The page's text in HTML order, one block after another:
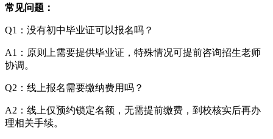
常见问题：
Q1：没有初中毕业证可以报名吗？
A1：原则上需要提供毕业证，特殊情况可提前咨询招生老师
协调。
Q2：线上报名需要缴纳费用吗？
A2：线上仅预约锁定名额，无需提前缴费，到校核实后再办
理相关手续。